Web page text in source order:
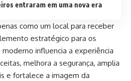
entraram em uma nova era
como um local para receber
estratégico para os
influencia a experiência
melhora a segurança, amplia
e fortalece a imagem da